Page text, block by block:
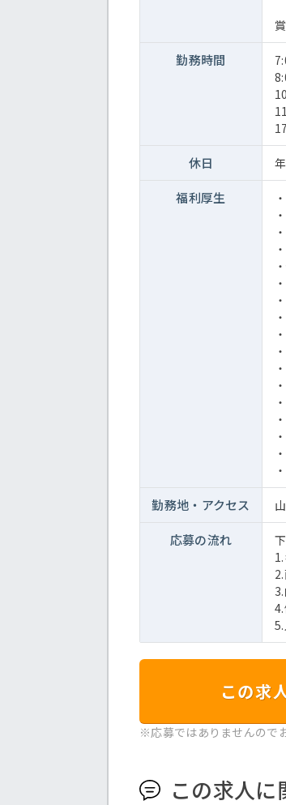
勤務時間
休日
福利厚生
勤務地・ アクセス
応募の流れ
この求
※応募ではありませんので
この求人